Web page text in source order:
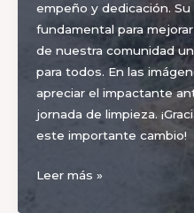
empeño y dedicación.
fundamental para
de nuestra comunidad
para todos. En las
apreciar el impactante
jornada de limpieza.
este importante cambio!
Operativo
Leer más »